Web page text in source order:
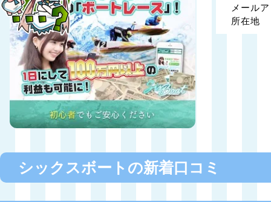
メール
所在地
シックスボートの新着口コミ